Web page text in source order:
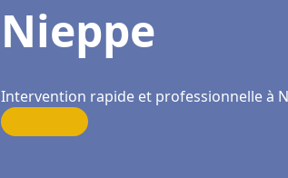
Nieppe
Intervention rapide et professionnelle à